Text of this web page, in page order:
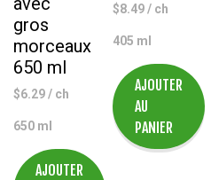
gros
morceaux
650 ml
$6.29/ ch
650 ml
AJOUTER
$8.49/ ch
405 ml
AJOUTER
AU
PANIER